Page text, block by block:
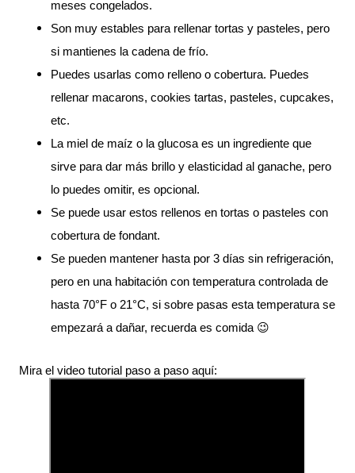
meses congelados.
Son muy estables para rellenar tortas y pasteles, pero
si mantienes la cadena de frío.
Puedes usarlas como relleno o cobertura. Puedes
rellenar macarons, cookies tartas, pasteles, cupcakes,
etc.
La miel de maíz o la glucosa es un ingrediente que
sirve para dar más brillo y elasticidad al ganache, pero
lo puedes omitir, es opcional.
Se puede usar estos rellenos en tortas o pasteles con
cobertura de fondant.
Se pueden mantener hasta por 3 días sin refrigeración,
pero en una habitación con temperatura controlada de
hasta 70°F o 21°C, si sobre pasas esta temperatura se
empezará a dañar, recuerda es comida 😉
Mira el video tutorial paso a paso aquí: